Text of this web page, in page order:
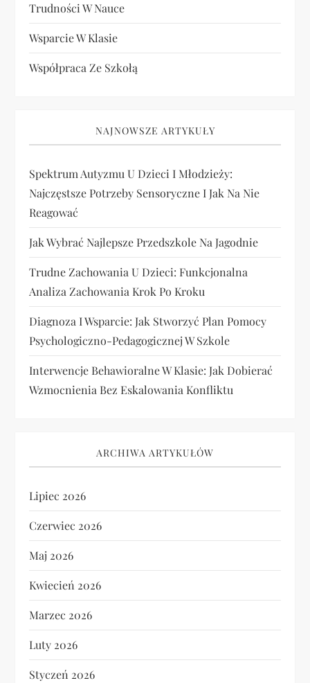
Trudności W Nauce
Wsparcie W Klasie
Współpraca Ze Szkołą
NAJNOWSZE ARTYKUŁY
Spektrum Autyzmu U Dzieci I Młodzieży:
Najczęstsze Potrzeby Sensoryczne I Jak Na Nie
Reagować
Jak Wybrać Najlepsze Przedszkole Na Jagodnie
Trudne Zachowania U Dzieci: Funkcjonalna
Analiza Zachowania Krok Po Kroku
Diagnoza I Wsparcie: Jak Stworzyć Plan Pomocy
Psychologiczno-Pedagogicznej W Szkole
Interwencje Behawioralne W Klasie: Jak Dobierać
Wzmocnienia Bez Eskalowania Konfliktu
ARCHIWA ARTYKUŁÓW
Lipiec 2026
Czerwiec 2026
Maj 2026
Kwiecień 2026
Marzec 2026
Luty 2026
Styczeń 2026